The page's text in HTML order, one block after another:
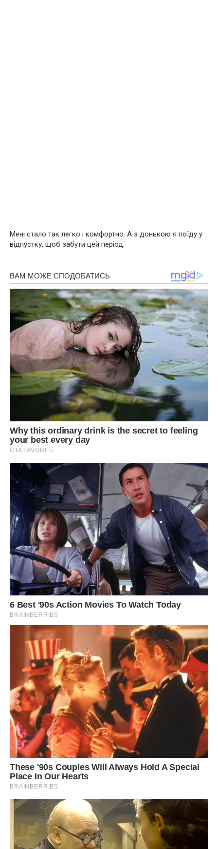
Мені стало так легко і комфортно. А з донькою я поїду у
відпустку, щоб забути цей період.